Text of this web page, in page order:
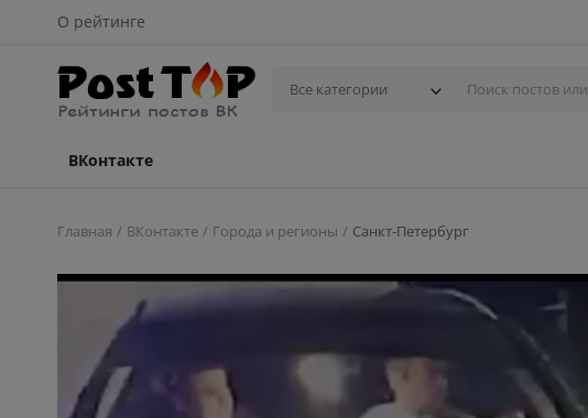
О рейтинге
Все категории
ВКонтакте
Главная ВКонтакте Города и регионы Санкт-Петербург